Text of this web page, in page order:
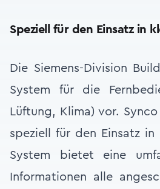
Speziell für den Einsatz in
Die Siemens-Division
System für die
Lüftung, Klima) vor.
speziell für den Einsatz
System bietet eine
Informationen alle